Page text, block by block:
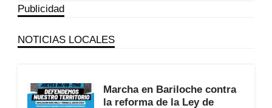
Publicidad
NOTICIAS LOCALES
Marcha en Bariloche contra
la reforma de la Ley de